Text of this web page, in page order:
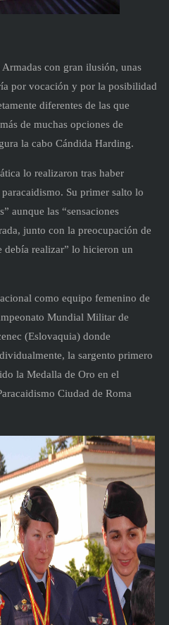
Armadas con gran ilusión, unas
por vocación y por la posibilidad
diferentes de las que
de muchas opciones de
la cabo Cándida Harding.
lo realizaron tras haber
Su primer salto lo
aunque las “sensaciones
junto con la preocupación de
realizar” lo hicieron un
como equipo femenino de
Mundial Militar de
(Eslovaquia) donde
la sargento primero
la Medalla de Oro en el
Ciudad de Roma